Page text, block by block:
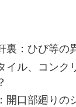
裏：ひび等の
イル、コンク
開口部廻りの